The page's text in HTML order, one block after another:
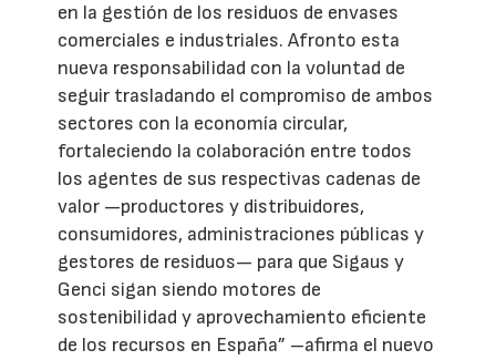
en la gestión de los residuos de envases
comerciales e industriales. Afronto esta
nueva responsabilidad con la voluntad de
seguir trasladando el compromiso de ambos
sectores con la economía circular,
fortaleciendo la colaboración entre todos
los agentes de sus respectivas cadenas de
valor —productores y distribuidores,
consumidores, administraciones públicas y
gestores de residuos— para que Sigaus y
Genci sigan siendo motores de
sostenibilidad y aprovechamiento eficiente
de los recursos en España” –afirma el nuevo